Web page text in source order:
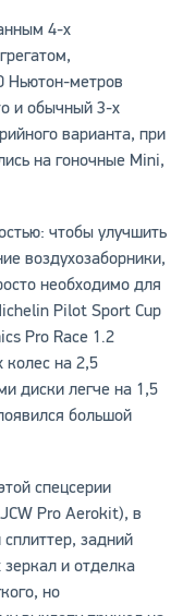
4-х
Ньютон-метров
и обычный 3-х
варианта, при
на гоночные Mini,
чтобы улучшить
воздухозаборники,
необходимо для
Pilot Sport Cup
Pro Race 1.2
на 2,5
диски легче на 1,5
большой
спецсерии
Pro Aerokit), в
задний
и отделка
но